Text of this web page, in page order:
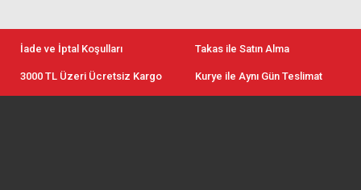
İade ve İptal Koşulları Takas ile Satın Alma
3000 TL Üzeri Ücretsiz Kargo Kurye ile Aynı Gün Teslimat